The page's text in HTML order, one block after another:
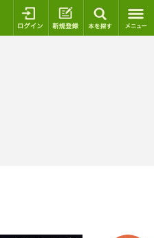
ログイン 新規登録